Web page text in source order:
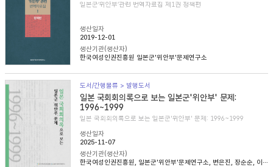
일본군‘위안부’관련 번역자료집 제1권 정책편
생산일자
2019-12-01
생산기관(생산자)
한국여성인권진흥원 일본군'위안부'문제연구소
도서/간행물류 > 발행도서
일본 국회회의록으로 보는 일본군'위안부' 문제:
1996~1999
일본 국회회의록으로 보는 일본군'위안부' 문제: 1996~1999
생산일자
2025-11-07
생산기관(생산자)
한국여성인권진흥원, 일본군'위안부'문제연구소, 변은진, 장순순, 이태규, 심아정